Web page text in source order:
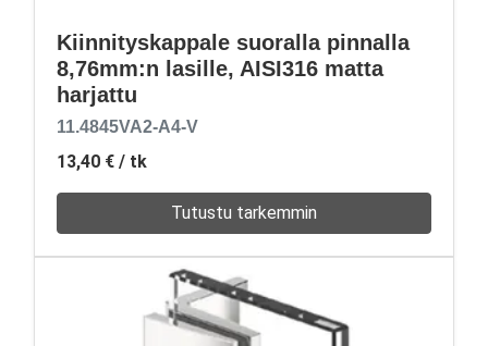
Kiinnityskappale suoralla pinnalla
8,76mm:n lasille, AISI316 matta
harjattu
11.4845VA2-A4-V
13,40 € / tk
Tutustu tarkemmin